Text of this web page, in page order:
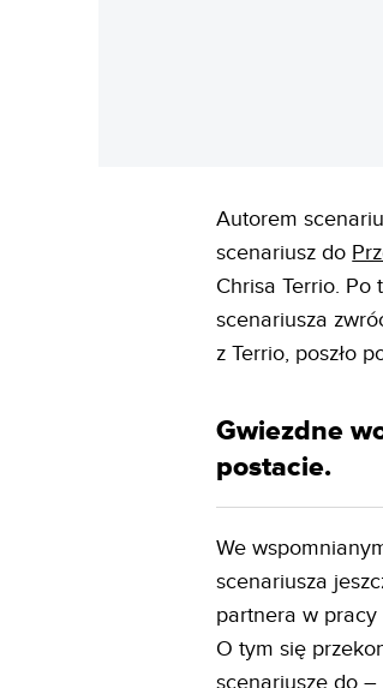
Autorem
scenariusz do
Chrisa Terrio.
scenariusza
z Terrio, poszło
Gwiezdne
postacie.
We
scenariusza
partnera w pracy
O tym się
scenariusze do